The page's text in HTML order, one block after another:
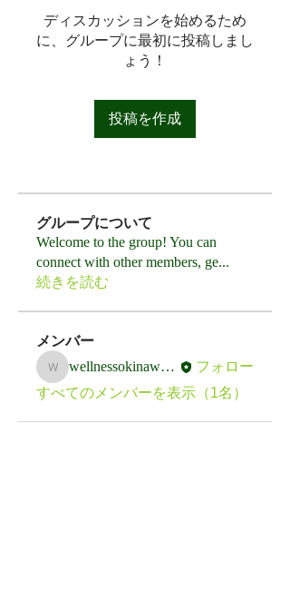
ディスカッションを始めるため
に、グループに最初に投稿しまし
ょう！
投稿を作成
グループについて
Welcome to the group! You can
connect with other members, ge...
続きを読む
メンバー
wellnessokinawa511
wellnessokinawa511
フォロー
すべてのメンバーを表示（1名）